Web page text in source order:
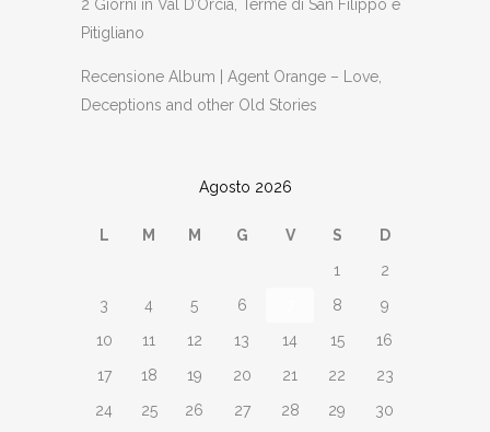
2 Giorni in Val D’Orcia, Terme di San Filippo e
Pitigliano
Recensione Album | Agent Orange – Love,
Deceptions and other Old Stories
Agosto 2026
L M M G V S
D
1
2
3
4 5 6 8
9
10
11 12 13 14 15
16
17
18 19 20 21 22
23
24
25 26 27 28 29
30